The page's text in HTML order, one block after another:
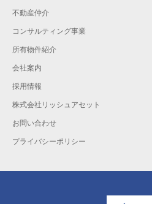
不動産仲介
コンサルティング事業
所有物件紹介
会社案内
採用情報
株式会社リッシュアセット
お問い合わせ
プライバシーポリシー